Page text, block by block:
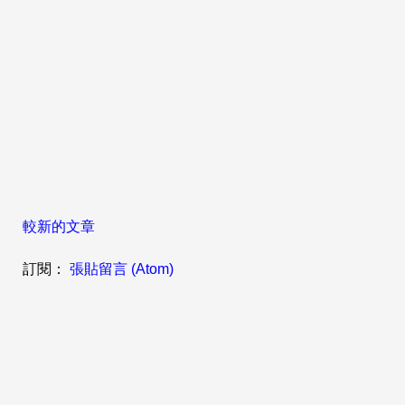
較新的文章
訂閱： 張貼留言 (Atom)